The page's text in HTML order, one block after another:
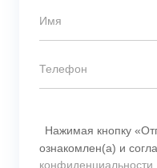
Нажимая кнопку
ознакомлен(а) и
конфиденциальности